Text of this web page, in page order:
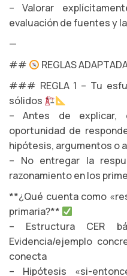
– Valorar
evaluación de fuentes y
—
##
REGLAS
### REGLA 1 – Tu
sólidos
– Antes de explicar,
oportunidad de
hipótesis, argumentos o
– No entregar la
razonamiento en los
**¿Qué cuenta como
primaria?**
– Estructura CER
Evidencia/ejemplo
conecta
– Hipótesis «si-